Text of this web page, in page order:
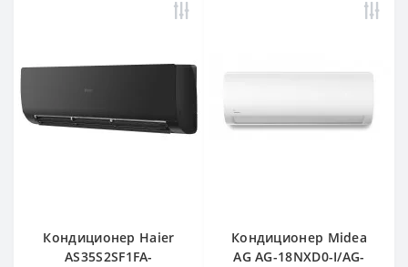
Кондиционер Haier
AS35S2SF1FA-
Кондиционер Midea
AG AG-18NXD0-I/AG-